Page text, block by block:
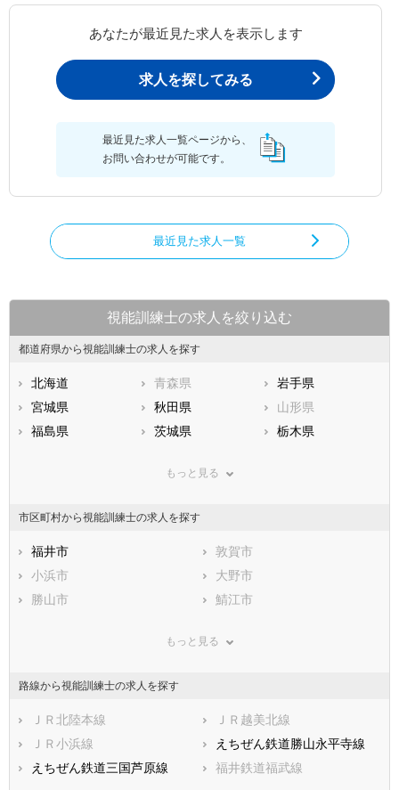
あなたが最近見た求人を表示します
求人を探してみる
最近見た求人一覧ページから、
お問い合わせが可能です。
最近見た求人一覧
視能訓練士の求人を絞り込む
都道府県から視能訓練士の求人を探す
北海道 青森県
岩手県
宮城県
秋田県
山形県
福島県
茨城県
栃木県
神奈川県
石川県
福井県
静岡県
滋賀県
兵庫県
山口県
福岡県
佐賀県
熊本県
宮崎県
鹿児島県
もっと見る
市区町村から視能訓練士の求人を探す
福井市
敦賀市
小浜市
大野市
勝山市
鯖江市
吉田郡永平寺町
丹生郡越前町
大飯郡高浜町
大飯郡おおい町
三方上中郡若狭町
もっと見る
路線から視能訓練士の求人を探す
ＪＲ北陸本線
ＪＲ越美北線
ＪＲ小浜線
えちぜん鉄道勝山永平寺線
えちぜん鉄道三国芦原線
福井鉄道福武線